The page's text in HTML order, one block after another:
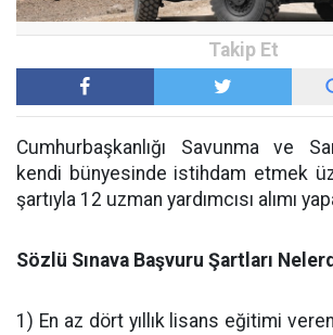
Cumhurbaşkanlığı Savunma ve
kendi bünyesinde istihdam etmek
şartıyla 12 uzman yardımcısı alımı
Sözlü Sınava Başvuru Şartları
1) En az dört yıllık lisans eğitimi